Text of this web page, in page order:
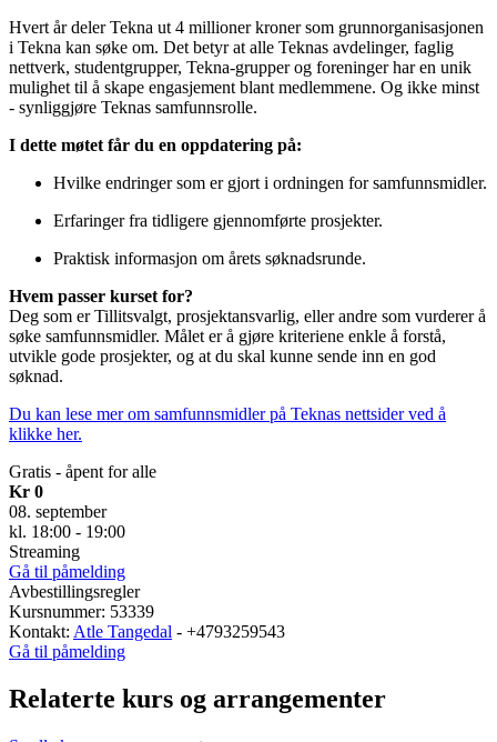
Hvert år deler Tekna ut 4 millioner kroner som grunnorganisasjonen
i Tekna kan søke om. Det betyr at alle Teknas avdelinger, faglig
nettverk, studentgrupper, Tekna-grupper og foreninger har en unik
mulighet til å skape engasjement blant medlemmene. Og ikke minst
- synliggjøre Teknas samfunnsrolle.
I dette møtet får du en oppdatering på:
Hvilke endringer som er gjort i ordningen for samfunnsmidler.
Erfaringer fra tidligere gjennomførte prosjekter.
Praktisk informasjon om årets søknadsrunde.
Hvem passer kurset for?
Deg som er Tillitsvalgt, prosjektansvarlig, eller andre som vurderer å
søke samfunnsmidler. Målet er å gjøre kriteriene enkle å forstå,
utvikle gode prosjekter, og at du skal kunne sende inn en god
søknad.
Du kan lese mer om samfunnsmidler på Teknas nettsider ved å
klikke her.
Gratis - åpent for alle
Kr 0
08. september
kl. 18:00 - 19:00
Streaming
Gå til påmelding
Avbestillingsregler
Kursnummer: 53339
Kontakt: Atle Tangedal - +4793259543
Gå til påmelding
Relaterte kurs og arrangementer